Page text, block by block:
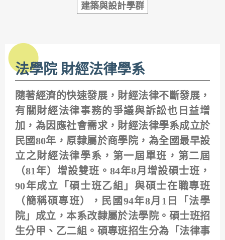
建築與設計學群
法學院 財經法律學系
隨著經濟的快速發展，財經法律不斷發展，
有關財經法律事務的爭議與訴訟也日益增
加，為因應社會需求，財經法律學系成立於
民國80年，原隸屬於商學院，為全國最早設
立之財經法律學系，第一屆單班，第二屆
（81年）增設雙班。84年8月增設碩士班，
90年成立「碩士班乙組」與碩士在職專班
（簡稱碩專班），民國94年8月1日「法學
院」成立，本系改隸屬於法學院。碩士班招
生分甲、乙二組。碩專班招生分為「法律事